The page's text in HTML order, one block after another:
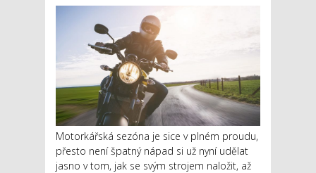
Motorkářská sezóna je sice v plném proudu,
přesto není špatný nápad si už nyní udělat
jasno v tom, jak se svým strojem naložit, až